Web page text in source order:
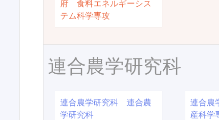
府 食料エネルギーシス
テム科学専攻
連合農学研究科
連合農学研究科 連合農
学研究科
連合農
産科学